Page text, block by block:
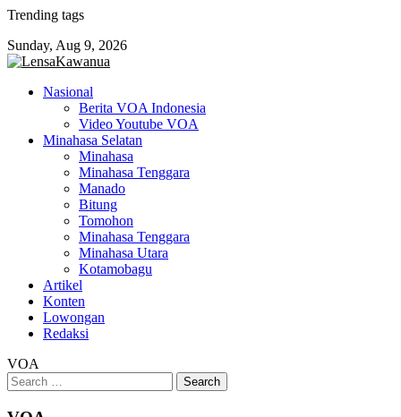
Skip
content
Trending tags
Sunday, Aug 9, 2026
Nasional
Berita VOA Indonesia
Video Youtube VOA
Minahasa Selatan
Minahasa
Minahasa Tenggara
Manado
Bitung
Tomohon
Minahasa Tenggara
Minahasa Utara
Kotamobagu
Artikel
Konten
Lowongan
Redaksi
VOA
Search
for: